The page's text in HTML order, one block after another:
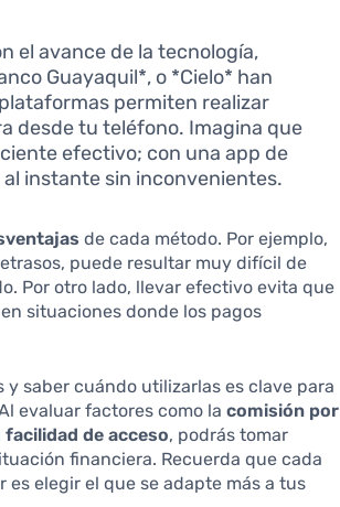
el avance de la tecnología,
Guayaquil*, o *Cielo* han
permiten realizar
desde tu teléfono. Imagina que
efectivo; con una app de
instante sin inconvenientes.
de cada método. Por ejemplo,
puede resultar muy difícil de
Por otro lado, llevar efectivo evita que
situaciones donde los pagos
saber cuándo utilizarlas es clave para
evaluar factores como lacomisión por
facilidad de acceso, podrás tomar
financiera. Recuerda que cada
elegir el que se adapte más a tus